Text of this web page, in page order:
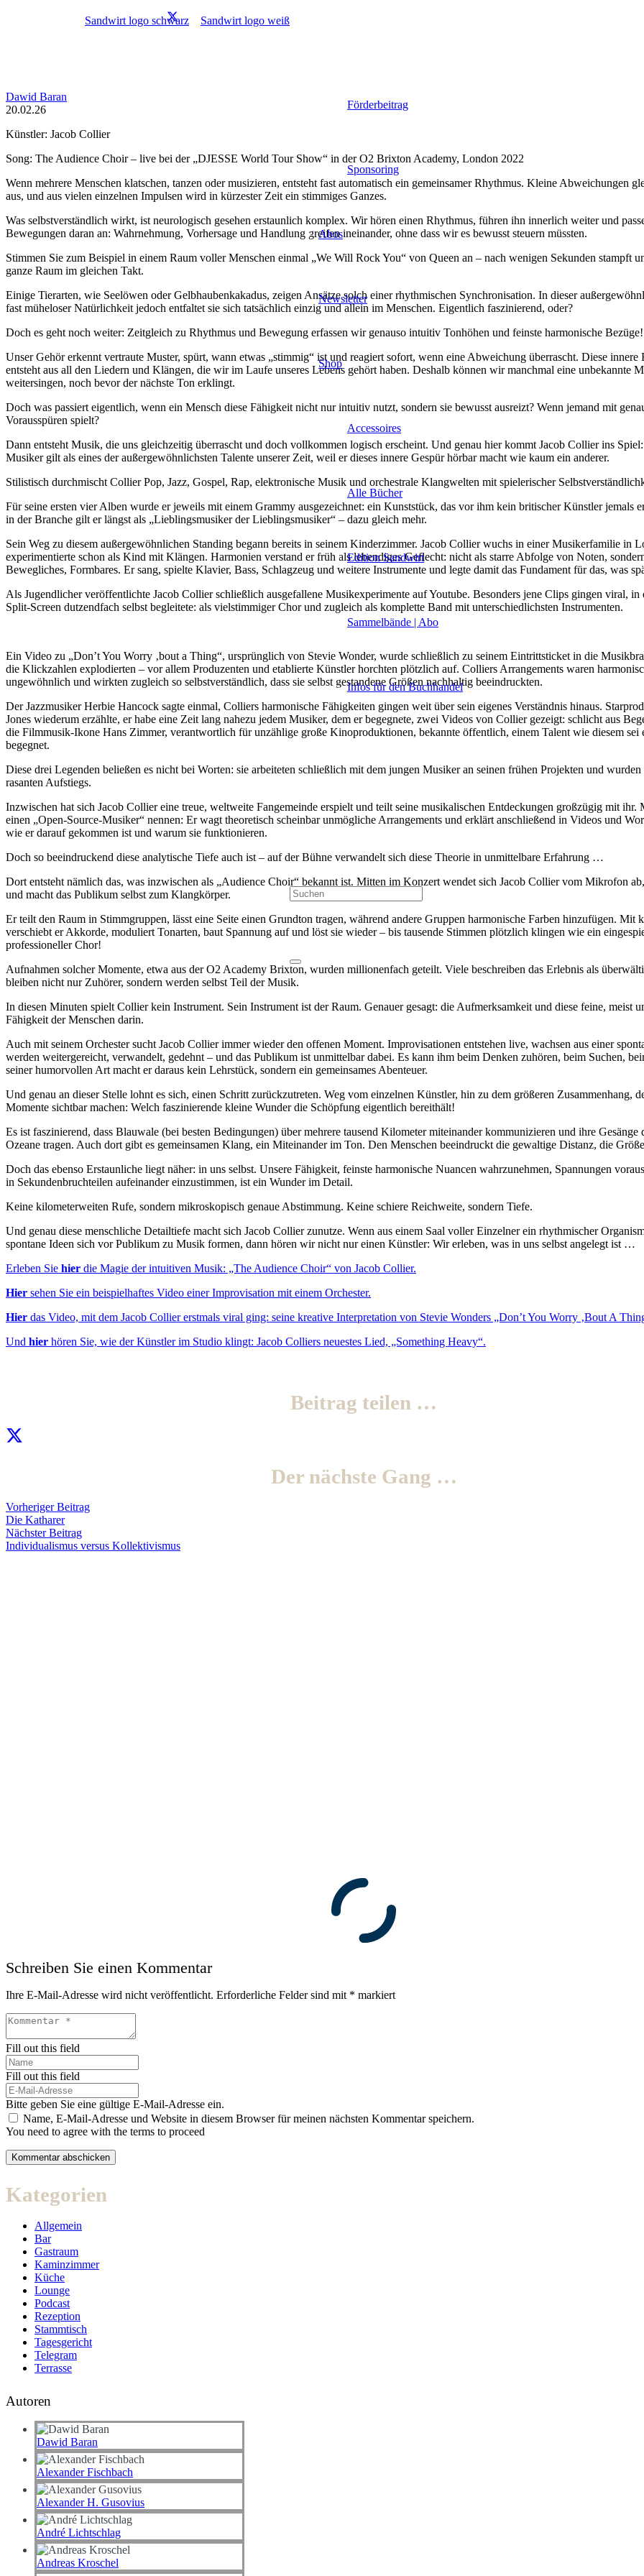
Förderbeitrag
Sponsoring
Abos
Newsletter
Shop
Accessoires
Alle Bücher
Edition Sandwirt
Sammelbände | Abo
Infos für den Buchhandel
Produktwurde Ihrem Warenkorb hinzugefügt.
Dawid Baran
20.02.26
Künstler: Jacob Collier
Song: The Audience Choir – live bei der „DJESSE World Tour Show“ in der O2 Brixton Academy, London 2022
Wenn mehrere Menschen klatschen, tanzen oder musizieren, entsteht fast automatisch ein gemeinsamer Rhythmus. Kleine Abweichungen
aus, und aus vielen einzelnen Impulsen wird in kürzester Zeit ein stimmiges Ganzes.
Was selbstverständlich wirkt, ist neurologisch gesehen erstaunlich komplex. Wir hören einen Rhythmus, führen ihn innerlich weiter und
Bewegungen daran an: Wahrnehmung, Vorhersage und Handlung greifen ineinander, ohne dass wir es bewusst steuern müssten.
Stimmen Sie zum Beispiel in einem Raum voller Menschen einmal „We Will Rock You“ von Queen an – nach wenigen Sekunden stampft
ganze Raum im gleichen Takt.
Einige Tierarten, wie Seelöwen oder Gelbhaubenkakadus, zeigen Ansätze solch einer rhythmischen Synchronisation. In dieser
fast müheloser Natürlichkeit jedoch entfaltet sie sich tatsächlich einzig und allein im Menschen. Eigentlich faszinierend, oder?
Doch es geht noch weiter: Zeitgleich zu Rhythmus und Bewegung erfassen wir genauso intuitiv Tonhöhen und feinste harmonische Bezüge!
Unser Gehör erkennt vertraute Muster, spürt, wann etwas „stimmig“ ist und reagiert sofort, wenn eine Abweichung überrascht. Diese innere
entsteht aus all den Liedern und Klängen, die wir im Laufe unseres Lebens gehört haben. Deshalb können wir manchmal eine unbekannte
weitersingen, noch bevor der nächste Ton erklingt.
Doch was passiert eigentlich, wenn ein Mensch diese Fähigkeit nicht nur intuitiv nutzt, sondern sie bewusst ausreizt? Wenn jemand mit
Vorausspüren spielt?
Dann entsteht Musik, die uns gleichzeitig überrascht und doch vollkommen logisch erscheint. Und genau hier kommt Jacob Collier ins
Musiker gilt als eines der außergewöhnlichsten Talente unserer Zeit, weil er dieses innere Gespür hörbar macht wie kaum ein anderer.
Stilistisch durchmischt Collier Pop, Jazz, Gospel, Rap, elektronische Musik und orchestrale Klangwelten mit spielerischer
Für seine ersten vier Alben wurde er jeweils mit einem Grammy ausgezeichnet: ein Kunststück, das vor ihm kein britischer Künstler jemals
in der Branche gilt er längst als „Lieblingsmusiker der Lieblingsmusiker“ – dazu gleich mehr.
Sein Weg zu diesem außergewöhnlichen Standing begann bereits in seinem Kinderzimmer. Jacob Collier wuchs in einer Musikerfamilie in
experimentierte schon als Kind mit Klängen. Harmonien verstand er früh als lebendiges Geflecht: nicht als starre Abfolge von Noten,
Bewegliches, Formbares. Er sang, spielte Klavier, Bass, Schlagzeug und weitere Instrumente und legte damit das Fundament für das, was
Als Jugendlicher veröffentlichte Jacob Collier schließlich ausgefallene Musikexperimente auf Youtube. Besonders jene Clips gingen viral, in
Split-Screen dutzendfach selbst begleitete: als vielstimmiger Chor und zugleich als komplette Band mit unterschiedlichsten Instrumenten.
Ein Video zu „Don’t You Worry ‚bout a Thing“, ursprünglich von Stevie Wonder, wurde schließlich zu seinem Eintrittsticket in die
die Klickzahlen explodierten – vor allem Produzenten und etablierte Künstler horchten plötzlich auf. Colliers Arrangements waren
ungewöhnlich und wirkten zugleich so selbstverständlich, dass sie selbst gestandene Größen nachhaltig beeindruckten.
Der Jazzmusiker Herbie Hancock sagte einmal, Colliers harmonische Fähigkeiten gingen weit über sein eigenes Verständnis hinaus.
Jones wiederum erzählte, er habe eine Zeit lang nahezu jedem Musiker, dem er begegnete, zwei Videos von Collier gezeigt: schlicht aus
die Filmmusik-Ikone Hans Zimmer, verantwortlich für unzählige große Kinoproduktionen, bekannte öffentlich, einem Talent wie diesem sei
begegnet.
Diese drei Legenden beließen es nicht bei Worten: sie arbeiteten schließlich mit dem jungen Musiker an seinen frühen Projekten und wurden
rasanten Aufstiegs.
Inzwischen hat sich Jacob Collier eine treue, weltweite Fangemeinde erspielt und teilt seine musikalischen Entdeckungen großzügig mit ihr.
einen „Open-Source-Musiker“ nennen: Er wagt theoretisch scheinbar unmögliche Arrangements und erklärt anschließend in Videos und
wie er darauf gekommen ist und warum sie funktionieren.
Doch so beeindruckend diese analytische Tiefe auch ist – auf der Bühne verwandelt sich diese Theorie in unmittelbare Erfahrung …
Dort entsteht nämlich das, was inzwischen als „Audience Choir“ bekannt ist. Mitten im Konzert wendet sich Jacob Collier vom Mikrofon
und macht das Publikum selbst zum Klangkörper.
Er teilt den Raum in Stimmgruppen, lässt eine Seite einen Grundton tragen, während andere Gruppen harmonische Farben hinzufügen. Mit
verschiebt er Akkorde, moduliert Tonarten, baut Spannung auf und löst sie wieder – bis tausende Stimmen plötzlich klingen wie ein
professioneller Chor!
Aufnahmen solcher Momente, etwa aus der O2 Academy Brixton, wurden millionenfach geteilt. Viele beschreiben das Erlebnis als
bleiben nicht nur Zuhörer, sondern werden selbst Teil der Musik.
In diesen Minuten spielt Collier kein Instrument. Sein Instrument ist der Raum. Genauer gesagt: die Aufmerksamkeit und diese feine, meist
Fähigkeit der Menschen darin.
Auch mit seinem Orchester sucht Jacob Collier immer wieder den offenen Moment. Improvisationen entstehen live, wachsen aus einer
werden weitergereicht, verwandelt, gedehnt – und das Publikum ist unmittelbar dabei. Es kann ihm beim Denken zuhören, beim Suchen,
seiner humorvollen Art macht er daraus kein Lehrstück, sondern ein gemeinsames Abenteuer.
Und genau an dieser Stelle lohnt es sich, einen Schritt zurückzutreten. Weg vom einzelnen Künstler, hin zu dem größeren Zusammenhang,
Momente sichtbar machen: Welch faszinierende kleine Wunder die Schöpfung eigentlich bereithält!
Es ist faszinierend, dass Blauwale (bei besten Bedingungen) über mehrere tausend Kilometer miteinander kommunizieren und ihre Gesänge
Ozeane tragen. Auch dort gibt es gemeinsamen Klang, ein Miteinander im Ton. Den Menschen beeindruckt die gewaltige Distanz, die
Doch das ebenso Erstaunliche liegt näher: in uns selbst. Unsere Fähigkeit, feinste harmonische Nuancen wahrzunehmen, Spannungen
in Sekundenbruchteilen aufeinander einzustimmen, ist ein Wunder im Detail.
Keine kilometerweiten Rufe, sondern mikroskopisch genaue Abstimmung. Keine schiere Reichweite, sondern Tiefe.
Und genau diese menschliche Detailtiefe macht sich Jacob Collier zunutze. Wenn aus einem Saal voller Einzelner ein rhythmischer
spontane Ideen sich vor Publikum zu Musik formen, dann hören wir nicht nur einen Künstler: Wir erleben, was in uns selbst angelegt ist …
Erleben Sie hier die Magie der intuitiven Musik: „The Audience Choir“ von Jacob Collier.
Hier sehen Sie ein beispielhaftes Video einer Improvisation mit einem Orchester.
Hier das Video, mit dem Jacob Collier erstmals viral ging: seine kreative Interpretation von Stevie Wonders „Don’t You Worry ‚Bout A
Und hier hören Sie, wie der Künstler im Studio klingt: Jacob Colliers neuestes Lied, „Something Heavy“.
Beitrag teilen …
Der nächste Gang …
Vorheriger Beitrag
Die Katharer
Nächster Beitrag
Individualismus versus Kollektivismus
Schreiben Sie einen Kommentar
Ihre E-Mail-Adresse wird nicht veröffentlicht. Erforderliche Felder sind mit * markiert
Fill out this field
Fill out this field
Bitte geben Sie eine gültige E-Mail-Adresse ein.
Name, E-Mail-Adresse und Website in diesem Browser für meinen nächsten Kommentar speichern.
You need to agree with the terms to proceed
Kommentar abschicken
Kategorien
Allgemein
Bar
Gastraum
Kaminzimmer
Küche
Lounge
Podcast
Rezeption
Stammtisch
Tagesgericht
Telegram
Terrasse
Autoren
Dawid Baran
Alexander Fischbach
Alexander H. Gusovius
André Lichtschlag
Andreas Kroschel